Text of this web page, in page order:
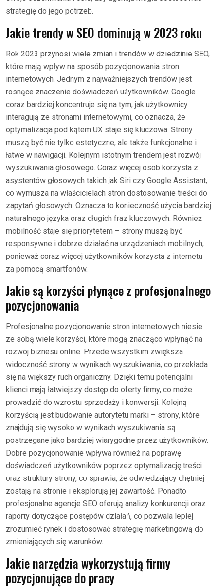
strategię do jego potrzeb.
Jakie trendy w SEO dominują w 2023 roku
Rok 2023 przynosi wiele zmian i trendów w dziedzinie SEO,
które mają wpływ na sposób pozycjonowania stron
internetowych. Jednym z najważniejszych trendów jest
rosnące znaczenie doświadczeń użytkowników. Google
coraz bardziej koncentruje się na tym, jak użytkownicy
interagują ze stronami internetowymi, co oznacza, że
optymalizacja pod kątem UX staje się kluczowa. Strony
muszą być nie tylko estetyczne, ale także funkcjonalne i
łatwe w nawigacji. Kolejnym istotnym trendem jest rozwój
wyszukiwania głosowego. Coraz więcej osób korzysta z
asystentów głosowych takich jak Siri czy Google Assistant,
co wymusza na właścicielach stron dostosowanie treści do
zapytań głosowych. Oznacza to konieczność użycia bardziej
naturalnego języka oraz długich fraz kluczowych. Również
mobilność staje się priorytetem – strony muszą być
responsywne i dobrze działać na urządzeniach mobilnych,
ponieważ coraz więcej użytkowników korzysta z internetu
za pomocą smartfonów.
Jakie są korzyści płynące z profesjonalnego
pozycjonowania
Profesjonalne pozycjonowanie stron internetowych niesie
ze sobą wiele korzyści, które mogą znacząco wpłynąć na
rozwój biznesu online. Przede wszystkim zwiększa
widoczność strony w wynikach wyszukiwania, co przekłada
się na większy ruch organiczny. Dzięki temu potencjalni
klienci mają łatwiejszy dostęp do oferty firmy, co może
prowadzić do wzrostu sprzedaży i konwersji. Kolejną
korzyścią jest budowanie autorytetu marki – strony, które
znajdują się wysoko w wynikach wyszukiwania są
postrzegane jako bardziej wiarygodne przez użytkowników.
Dobre pozycjonowanie wpływa również na poprawę
doświadczeń użytkowników poprzez optymalizację treści
oraz struktury strony, co sprawia, że odwiedzający chętniej
zostają na stronie i eksplorują jej zawartość. Ponadto
profesjonalne agencje SEO oferują analizy konkurencji oraz
raporty dotyczące postępów działań, co pozwala lepiej
zrozumieć rynek i dostosować strategię marketingową do
zmieniających się warunków.
Jakie narzędzia wykorzystują firmy
pozycjonujące do pracy